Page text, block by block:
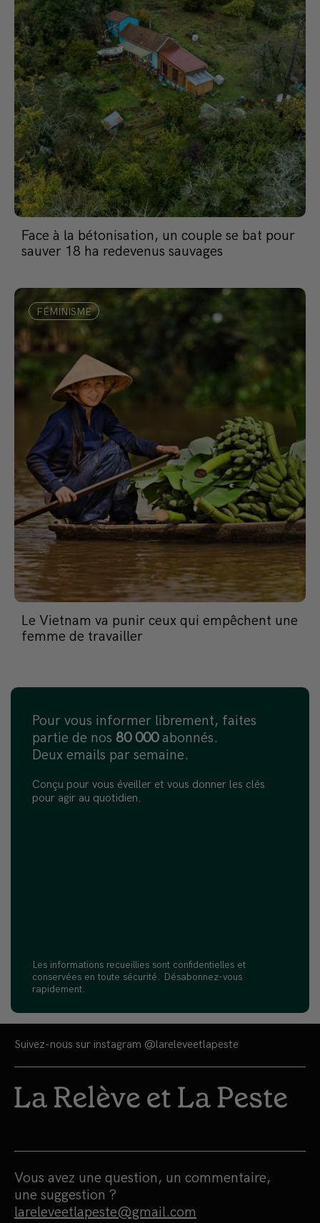
Face à la bétonisation, un couple se bat pour
sauver 18 ha redevenus sauvages
FÉMINISME
Le Vietnam va punir ceux qui empêchent une
femme de travailler
Pour vous informer librement, faites
partie de nos 80 000abonnés.
Deux emails par semaine.
Conçu pour vous éveiller et vous donner les clés
pour agir au quotidien.
Les informations recueillies sont confidentielles et
conservées en toute sécurité. Désabonnez-vous
rapidement.
Suivez-nous sur instagram @lareleveetlapeste
Vous avez une question, un commentaire,
une suggestion ?
lareleveetlapeste@gmail.com